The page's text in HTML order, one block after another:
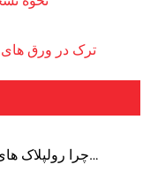
ترک در ورق
چرا رولپلاک